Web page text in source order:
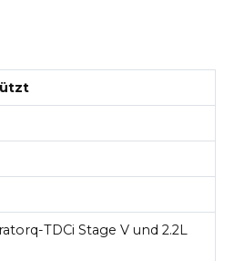
TDCi Stage V und 2.2L